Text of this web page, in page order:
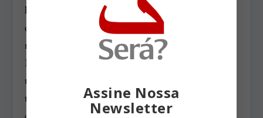
liberdades e das individualidades. O fracasso da
experiência chilenademonstra que o tempo da
revolução é incompatível com o tempo da política.
Enquanto o primeiro é marcado pela urgência da
tomada do poder, o segundo reconhece que as
transformações históricas devem ocorrer a partir de
Assine Nossa
Newsletter